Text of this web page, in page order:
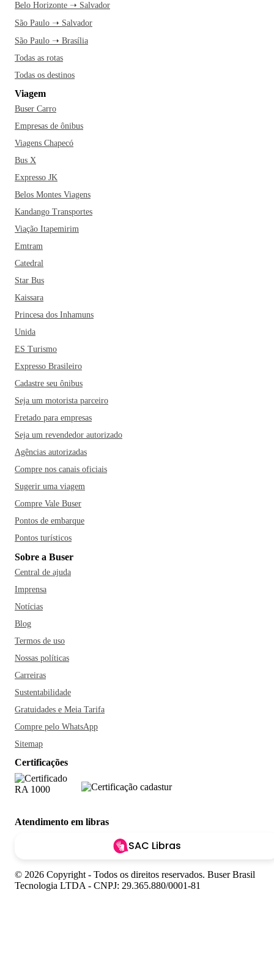
Belo Horizonte ➝ Salvador
São Paulo ➝ Salvador
São Paulo ➝ Brasília
Todas as rotas
Todas os destinos
Viagem
Buser Carro
Empresas de ônibus
Viagens Chapecó
Bus X
Expresso JK
Belos Montes Viagens
Kandango Transportes
Viação Itapemirim
Emtram
Catedral
Star Bus
Kaissara
Princesa dos Inhamuns
Unida
ES Turismo
Expresso Brasileiro
Cadastre seu ônibus
Seja um motorista parceiro
Fretado para empresas
Seja um revendedor autorizado
Agências autorizadas
Compre nos canais oficiais
Sugerir uma viagem
Compre Vale Buser
Pontos de embarque
Pontos turísticos
Sobre a Buser
Central de ajuda
Imprensa
Notícias
Blog
Termos de uso
Nossas políticas
Carreiras
Sustentabilidade
Gratuidades e Meia Tarifa
Compre pelo WhatsApp
Sitemap
Certificações
Atendimento em libras
SAC Libras
© 2026 Copyright - Todos os direitos reservados. Buser Brasil
Tecnologia LTDA - CNPJ: 29.365.880/0001-81